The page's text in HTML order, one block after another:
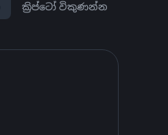
ක්‍රිප්ටෝ විකුණන්න